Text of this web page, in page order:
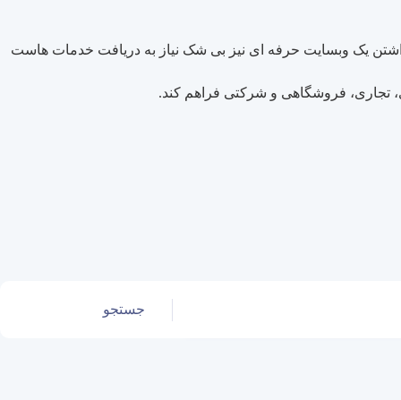
یک وبسایت حرفه ای نیز بی شک نیاز به دریافت خدمات هاست
تجاری، فروشگاهی و شرکتی فراهم کند.
جستجو